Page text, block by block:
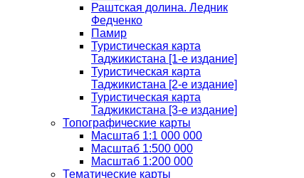
Раштская долина. Ледник
Федченко
Памир
Туристическая карта
Таджикистана [1-е издание]
Туристическая карта
Таджикистана [2-е издание]
Туристическая карта
Таджикистана [3-е издание]
Топографические карты
Масштаб 1:1 000 000
Масштаб 1:500 000
Масштаб 1:200 000
Тематические карты